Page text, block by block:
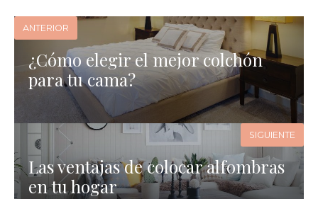
ANTERIOR
¿Cómo elegir el mejor colchón
para tu cama?
Las ventajas de colocar alfombras
en tu hogar
SIGUIENTE